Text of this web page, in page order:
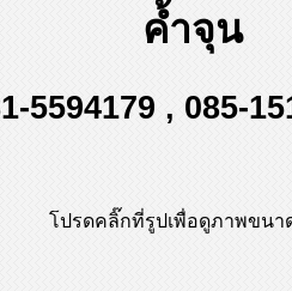
ค้ำจุน
5594179 , 085-
โปรดคลิ๊กที่รูปเพื่อดูภาพขนา